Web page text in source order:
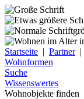
Startseite | Partner|
Wohnformen
Suche
Wissenswertes
Wohnobjekte finden